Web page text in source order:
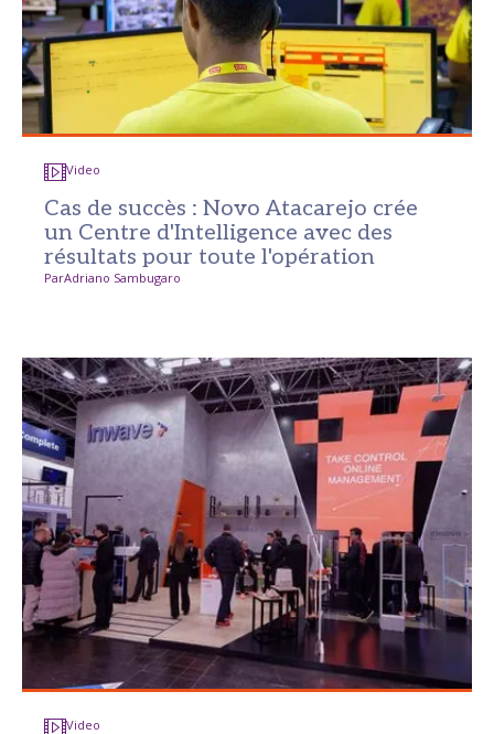
Video
Cas de succès : Novo Atacarejo crée
un Centre d'Intelligence avec des
résultats pour toute l'opération
ParAdriano Sambugaro
Video